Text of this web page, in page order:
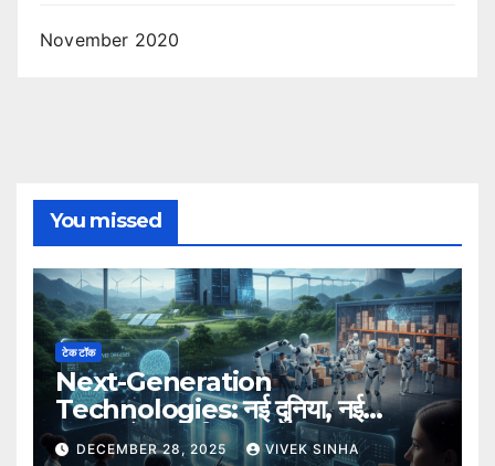
November 2020
You missed
टेक टॉक
Next-Generation
Technologies: नई दुनिया, नई
संभावनाएँ, नया भविष्य
DECEMBER 28, 2025 VIVEK SINHA